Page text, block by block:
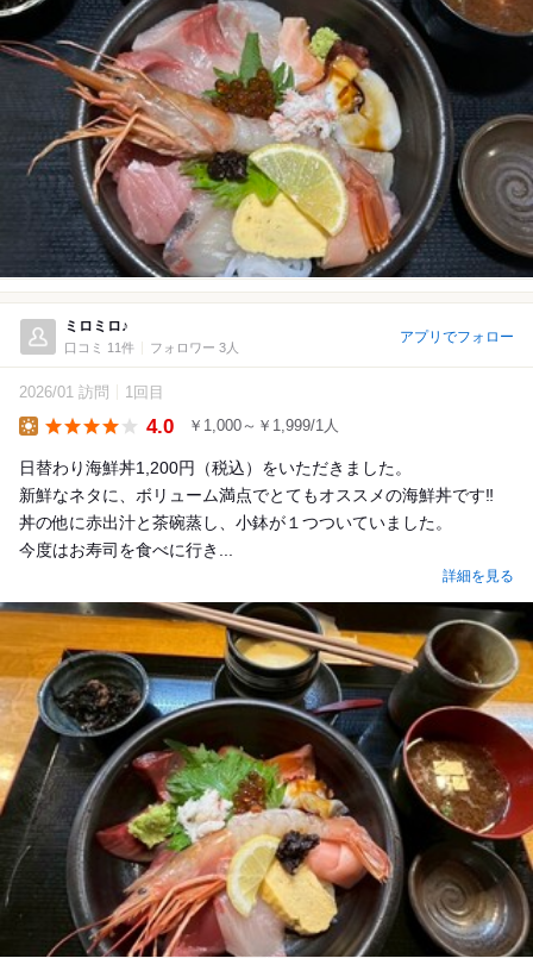
ミロミロ♪
口コミ 11件 フォロワー 3人
アプリでフォロー
2026/01 訪問 1回目
4.0 ￥1,000～￥1,999/1人
日替わり海鮮丼1,200円（税込）をいただきました。
新鮮なネタに、ボリューム満点でとてもオススメの海鮮丼です‼️
丼の他に赤出汁と茶碗蒸し、小鉢が１つついていました。
今度はお寿司を食べに行き...
詳細を見る